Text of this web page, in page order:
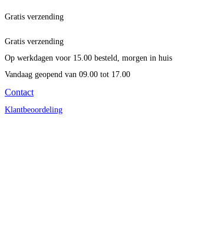
Gratis verzending
Gratis verzending
Op werkdagen voor 15.00 besteld, morgen in huis
Vandaag geopend van 09.00 tot 17.00
Contact
Klantbeoordeling